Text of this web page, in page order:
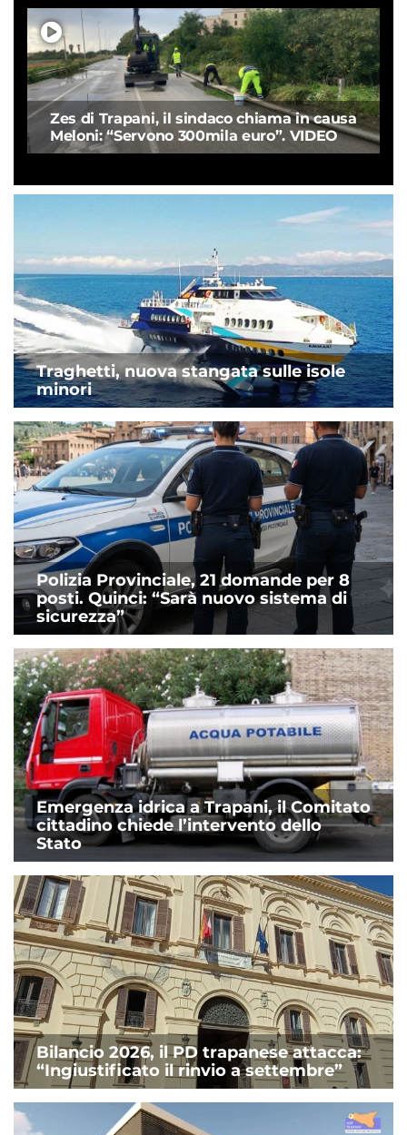
Zes di Trapani, il sindaco chiama in causa
Meloni: “Servono 300mila euro”. VIDEO
Traghetti, nuova stangata sulle isole
minori
Polizia Provinciale, 21 domande per 8
posti. Quinci: “Sarà nuovo sistema di
sicurezza”
Emergenza idrica a Trapani, il Comitato
cittadino chiede l’intervento dello
Stato
Bilancio 2026, il PD trapanese attacca:
“Ingiustificato il rinvio a settembre”